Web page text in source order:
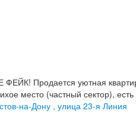
Продается уютная
место (частный сектор),
на-Дону , улица 23-я Линия